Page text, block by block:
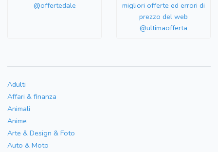
@offertedale
migliori offerte ed errori di
prezzo del web
@ultimaofferta
Adulti
Affari & finanza
Animali
Anime
Arte & Design & Foto
Auto & Moto